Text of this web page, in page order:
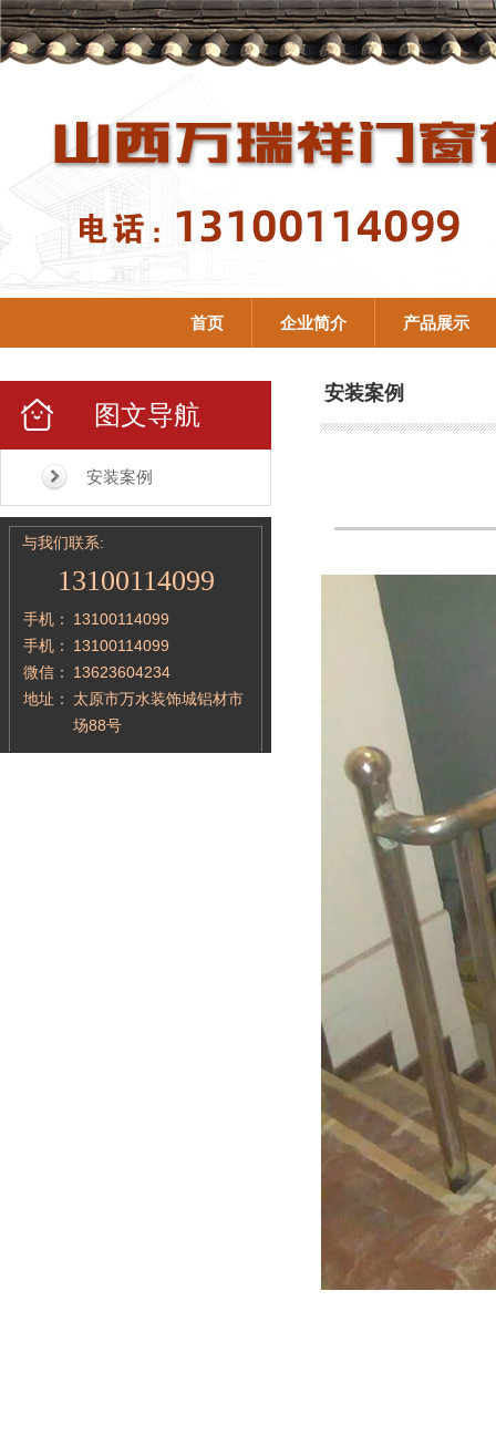
首页 企业简介 产品展示
图文导航
安装案例
与我们联系:
13100114099
手机：
13100114099
手机：
13100114099
微信：
13623604234
地址：
太原市万水装饰城铝材市
场88号
安装案例